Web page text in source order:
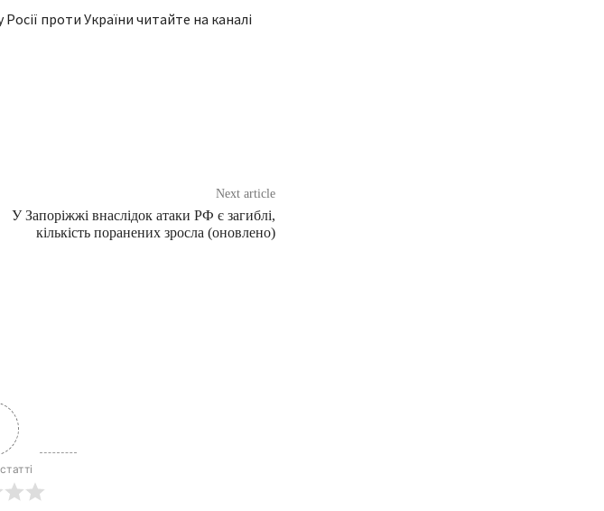
проти України читайте на каналі
Next article
У Запоріжжі внаслідок атаки РФ є загиблі,
кількість поранених зросла (оновлено)